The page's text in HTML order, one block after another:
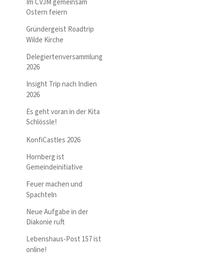
Ostern feiern
Gründergeist Roadtrip
Wilde Kirche
Delegiertenversammlung
2026
Insight Trip nach Indien
2026
Es geht voran in der Kita
Schlössle!
KonfiCastles 2026
Hornberg ist
Gemeindeinitiative
Feuer machen und
Spachteln
Neue Aufgabe in der
Diakonie ruft
Lebenshaus-Post 157 ist
online!